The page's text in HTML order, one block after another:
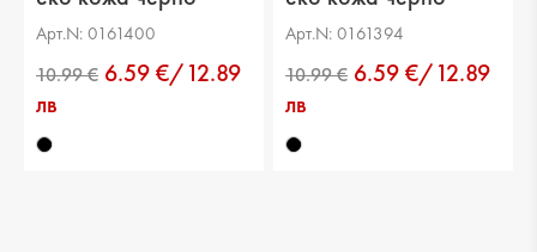
10.99 € 10.99 €
Арт.N: 0161400
6.59 €/12.89
лв
Арт.N: 0161394
6.59 €/12.89
лв